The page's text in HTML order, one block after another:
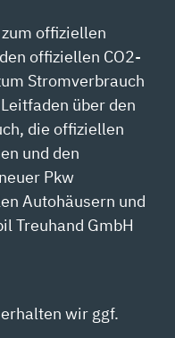
offiziellen
offiziellen CO2-
Stromverbrauch
über den
die offiziellen
und den
Pkw
Autohäusern und
Treuhand GmbH
wir ggf.